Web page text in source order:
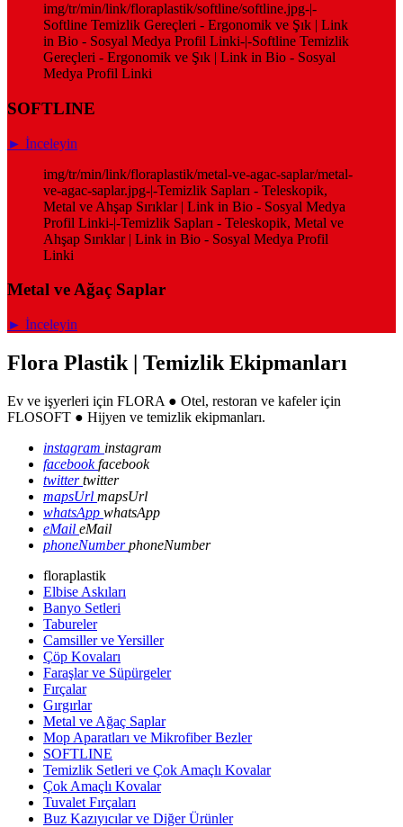
img/tr/min/link/floraplastik/softline/softline.jpg-|-
Softline Temizlik Gereçleri - Ergonomik ve Şık | Link
in Bio - Sosyal Medya Profil Linki-|-Softline Temizlik
Gereçleri - Ergonomik ve Şık | Link in Bio - Sosyal
Medya Profil Linki
SOFTLINE
► İnceleyin
img/tr/min/link/floraplastik/metal-ve-agac-saplar/metal-
ve-agac-saplar.jpg-|-Temizlik Sapları - Teleskopik,
Metal ve Ahşap Sırıklar | Link in Bio - Sosyal Medya
Profil Linki-|-Temizlik Sapları - Teleskopik, Metal ve
Ahşap Sırıklar | Link in Bio - Sosyal Medya Profil
Linki
Metal ve Ağaç Saplar
► İnceleyin
Flora Plastik | Temizlik Ekipmanları
Ev ve işyerleri için FLORA ● Otel, restoran ve kafeler için
FLOSOFT ● Hijyen ve temizlik ekipmanları.
instagram instagram
facebookfacebook
twittertwitter
mapsUrl mapsUrl
whatsApp whatsApp
eMail eMail
phoneNumberphoneNumber
floraplastik
Elbise Askıları
Banyo Setleri
Tabureler
Camsiller ve Yersiller
Çöp Kovaları
Faraşlar ve Süpürgeler
Fırçalar
Gırgırlar
Metal ve Ağaç Saplar
Mop Aparatları ve Mikrofiber Bezler
SOFTLINE
Temizlik Setleri ve Çok Amaçlı Kovalar
Çok Amaçlı Kovalar
Tuvalet Fırçaları
Buz Kazıyıcılar ve Diğer Ürünler